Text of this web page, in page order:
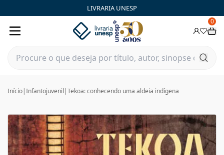
LIVRARIA UNESP
0
Início|Infantojuvenil |Tekoa: conhecendo uma aldeia indígena